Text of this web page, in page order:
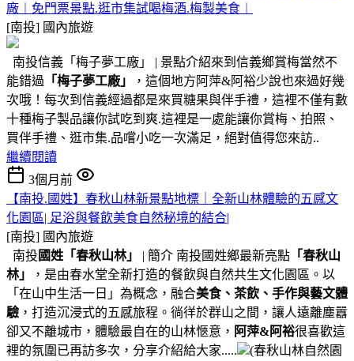
廠︱免門票景點.逛市集試喝梅酒.梅製美食︱
[南投] 國內旅遊
南投信義「梅子夢工廠」 | 景點介紹來到信義鄉賞梅當然不
能錯過 「梅子夢工廠」
，這個地方阿萍&阿裕少說也來過好幾
次哦！每次到信義經過都是來買糖果與伴手禮，這裡不僅有數
十種梅子製品讓你試吃到爽.這裡是一處能讓你賞梅、拍照、
買伴手禮、逛市集.品嚐小吃一次滿足，絕對值得您來訪..
繼續閱讀
3個月前
【南投.國姓】春秋山林新景點地標｜全新山林體驗的五感文
化園區| 足浴與餐飲美食自然秘境的結合|
[南投] 國內旅遊
南投 國姓 「春秋山林」 | 簡介 南投國姓鄉最新亮點 「春秋山
林」
，是由春水堂全新打造的餐飲與自然共生文化園區。以
「在山中生活一日」為概念，融合美食、茶飲、手作與藝文體
驗 ，打造沉浸式的五感旅程。徜徉於群山之間，讓人遠離塵囂
卻又不離城市，體驗最自在的山林愜意， 阿萍&阿裕很喜歡這
裡的氛圍已再訪多次，分享介紹給大家.....
(春秋山林自然園